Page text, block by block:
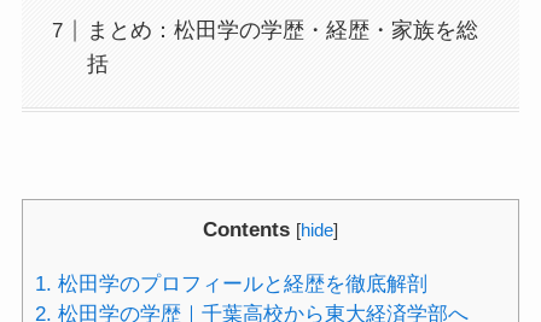
まとめ：松田学の学歴・経歴・家族を総
括
Contents [hide]
1. 松田学のプロフィールと経歴を徹底解剖
2. 松田学の学歴｜千葉高校から東大経済学部へ